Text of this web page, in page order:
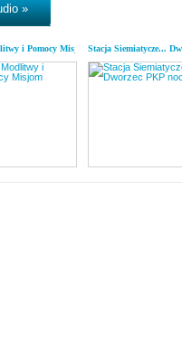
»
i Pomocy MisjomStacja Siemiatycze...